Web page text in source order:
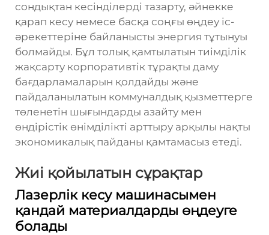
сондықтан кесінділерді тазарту, әйнекке
қарап кесу немесе басқа соңғы өңдеу іс-
әрекеттеріне байланысты энергия тұтынуы
болмайды. Бұл толық қамтылатын тиімділік
жақсарту корпоративтік тұрақты даму
бағдарламаларын қолдайды және
пайдаланылатын коммуналдық қызметтерге
төленетін шығындарды азайту мен
өндірістік өнімділікті арттыру арқылы нақты
экономикалық пайданы қамтамасыз етеді.
Жиі қойылатын сұрақтар
Лазерлік кесу машинасымен
қандай материалдарды өңдеуге
болады